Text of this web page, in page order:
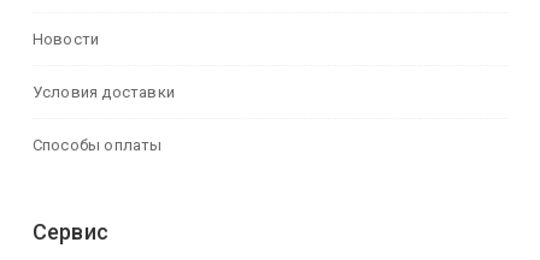
Новости
Условия доставки
Способы оплаты
Сервис